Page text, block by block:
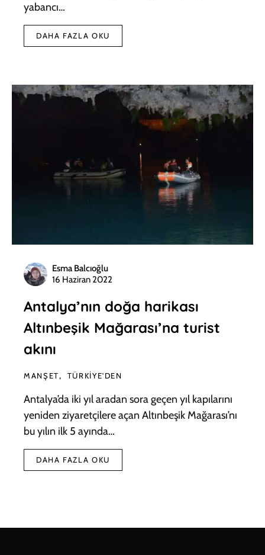
yabancı…
DAHA FAZLA OKU
Esma Balcıoğlu
16 Haziran 2022
Antalya’nın doğa harikası
Altınbeşik Mağarası’na turist
akını
MANŞET TÜRKIYE'DEN
Antalya’da iki yıl aradan sora geçen yıl kapılarını
yeniden ziyaretçilere açan Altınbeşik Mağarası’nı
bu yılın ilk 5 ayında…
DAHA FAZLA OKU